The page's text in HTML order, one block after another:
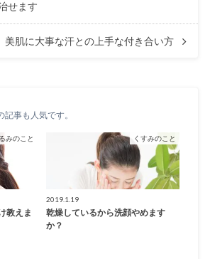
せます
美肌に大事な汗との上手な付き合い方
記事も人気です。
みのこと
教えま
くすみのこと
2019.1.19
乾燥しているから洗顔やめます
か？